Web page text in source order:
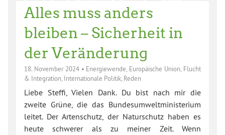
Alles muss anders
bleiben – Sicherheit in
der Veränderung
18. November 2024• Energiewende Europäische Union Flucht
& Integration Internationale Politik Reden
Liebe Steffi, Vielen Dank. Du bist nach mir die
zweite Grüne, die das Bundesumweltministerium
leitet. Der Artenschutz, der Naturschutz haben es
heute schwerer als zu meiner Zeit. Wenn